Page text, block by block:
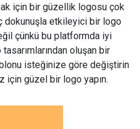
için bir güzellik logosu çok
dokunuşla etkileyici bir logo
çünkü bu platformda iyi
oluşan bir
isteğinize göre değiştirin
için güzel bir logo yapın.